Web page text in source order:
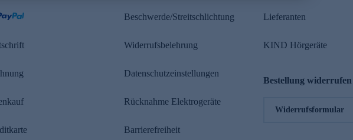
Beschwerde/Streitschlichtung
Widerrufsbelehrung
Datenschutzeinstellungen
Rücknahme Elektrogeräte
Barrierefreiheit
Lieferanten
KIND Hörgeräte
Bestellung widerrufen
Widerrufsformular